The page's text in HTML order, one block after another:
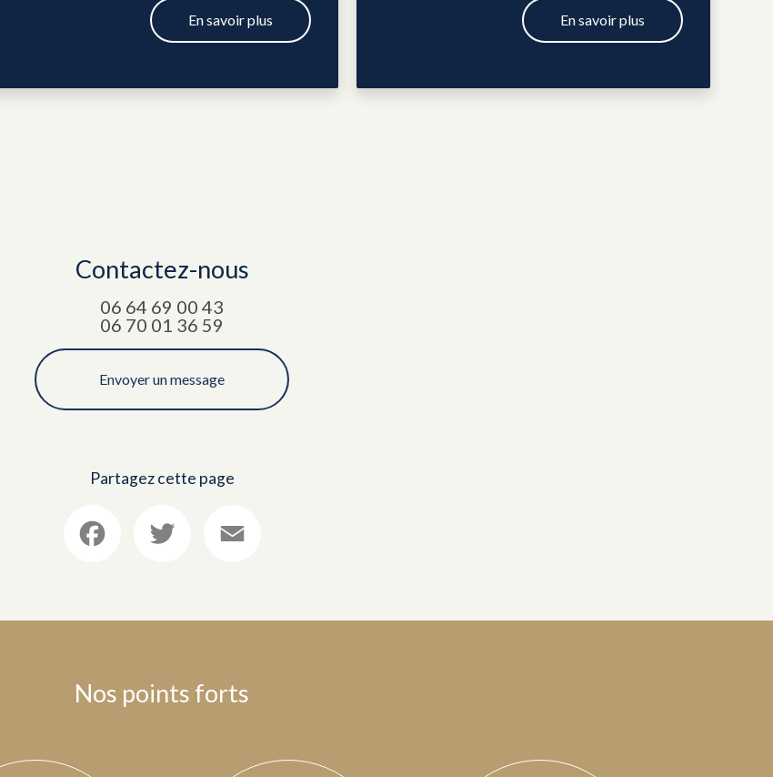
En savoir plus En savoir plus
Contactez-nous
06 64 69 00 43
06 70 01 36 59
Envoyer un message
Partagez cette page
Nos points forts